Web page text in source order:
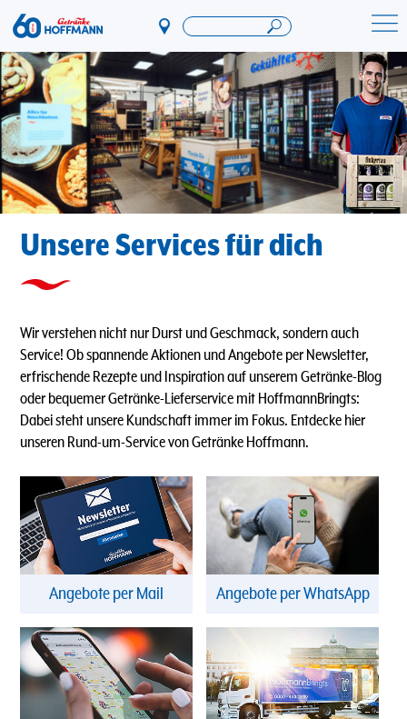
Direkt
zum
Inhalt
Startseite Getränke Hoffmann
Unsere Services für dich
Wir verstehen nicht nur Durst und Geschmack, sondern auch
Service! Ob spannende Aktionen und Angebote per Newsletter,
erfrischende Rezepte und Inspiration auf unserem Getränke-Blog
oder bequemer Getränke-Lieferservice mit HoffmannBringts:
Dabei steht unsere Kundschaft immer im Fokus. Entdecke hier
unseren Rund-um-Service von Getränke Hoffmann.
Angebote per Mail Angebote per WhatsApp